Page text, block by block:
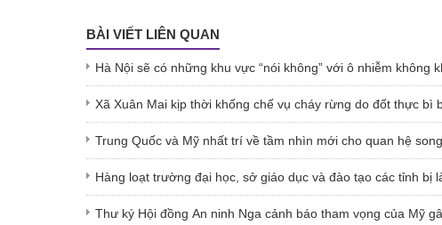
BÀI VIẾT LIÊN QUAN
Hà Nội sẽ có những khu vực “nói không” với ô nhiễm không
Xã Xuân Mai kịp thời khống chế vụ cháy rừng do đốt thực bì
Trung Quốc và Mỹ nhất trí về tầm nhìn mới cho quan hệ
Hàng loạt trường đại học, sở giáo dục và đào tạo các tỉnh bị
Thư ký Hội đồng An ninh Nga cảnh báo tham vọng của Mỹ